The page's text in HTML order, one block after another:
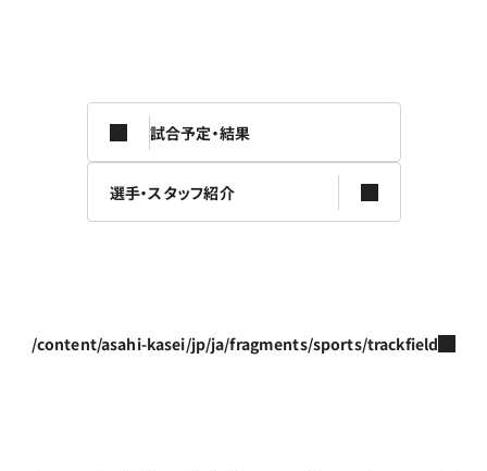
試合予定・結果
選手・スタッフ紹介
/content/asahi-kasei/jp/ja/fragments/sports/trackfield